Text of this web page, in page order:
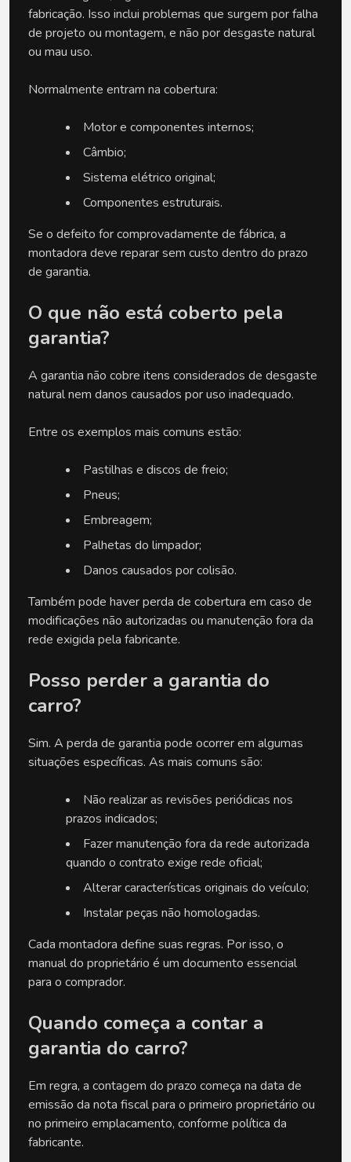
fabricação. Isso inclui problemas que surgem por falha
de projeto ou montagem, e não por desgaste natural
ou mau uso.
Normalmente entram na cobertura:
Motor e componentes internos;
Câmbio;
Sistema elétrico original;
Componentes estruturais.
Se o defeito for comprovadamente de fábrica, a
montadora deve reparar sem custo dentro do prazo
de garantia.
O que não está coberto pela
garantia?
A garantia não cobre itens considerados de desgaste
natural nem danos causados por uso inadequado.
Entre os exemplos mais comuns estão:
Pastilhas e discos de freio;
Pneus;
Embreagem;
Palhetas do limpador;
Danos causados por colisão.
Também pode haver perda de cobertura em caso de
modificações não autorizadas ou manutenção fora da
rede exigida pela fabricante.
Posso perder a garantia do
carro?
Sim. A perda de garantia pode ocorrer em algumas
situações específicas. As mais comuns são:
Não realizar as revisões periódicas nos
prazos indicados;
Fazer manutenção fora da rede autorizada
quando o contrato exige rede oficial;
Alterar características originais do veículo;
Instalar peças não homologadas.
Cada montadora define suas regras. Por isso, o
manual do proprietário é um documento essencial
para o comprador.
Quando começa a contar a
garantia do carro?
Em regra, a contagem do prazo começa na data de
emissão da nota fiscal para o primeiro proprietário ou
no primeiro emplacamento, conforme política da
fabricante.